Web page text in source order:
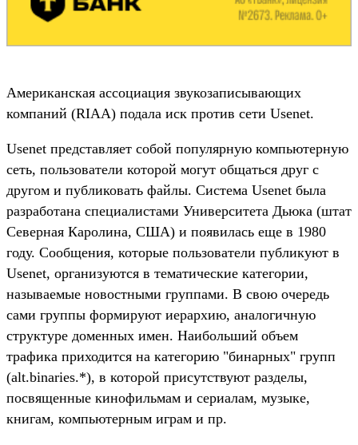
Американская ассоциация звукозаписывающих
компаний (RIAA) подала иск против сети Usenet.
Usenet представляет собой популярную компьютерную
сеть, пользователи которой могут общаться друг с
другом и публиковать файлы. Система Usenet была
разработана специалистами Университета Дьюка (штат
Северная Каролина, США) и появилась еще в 1980
году. Сообщения, которые пользователи публикуют в
Usenet, организуются в тематические категории,
называемые новостными группами. В свою очередь
сами группы формируют иерархию, аналогичную
структуре доменных имен. Наибольший объем
трафика приходится на категорию "бинарных" групп
(alt.binaries.*), в которой присутствуют разделы,
посвященные кинофильмам и сериалам, музыке,
книгам, компьютерным играм и пр.